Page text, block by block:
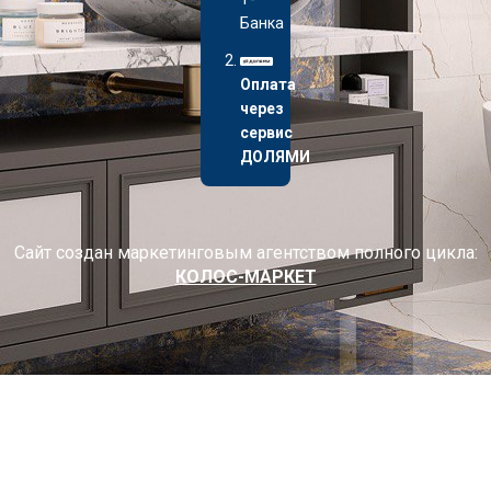
Банка
Оплата
через
сервис
ДОЛЯМИ
Сайт создан маркетинговым агентством полного цикла:
КОЛОС-МАРКЕТ